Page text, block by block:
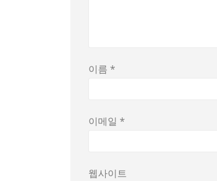
이름 *
이메일 *
웹사이트